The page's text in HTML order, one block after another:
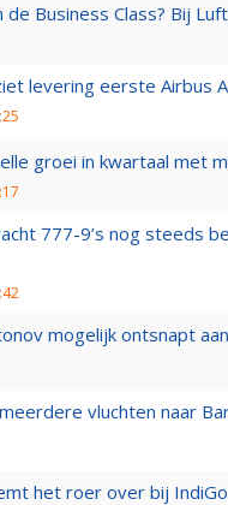
de Business Class? Bij
levering eerste Airbus
groei in kwartaal met
777-9’s nog steeds
mogelijk ontsnapt
vluchten naar
het roer over bij